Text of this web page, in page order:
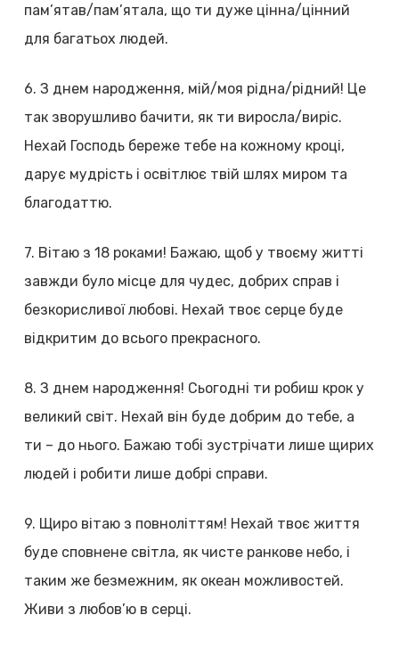
пам’ятав/пам’ятала, що ти дуже цінна/цінний
для багатьох людей.
6. З днем народження, мій/моя рідна/рідний! Це
так зворушливо бачити, як ти виросла/виріс.
Нехай Господь береже тебе на кожному кроці,
дарує мудрість і освітлює твій шлях миром та
благодаттю.
7. Вітаю з 18 роками! Бажаю, щоб у твоєму житті
завжди було місце для чудес, добрих справ і
безкорисливої любові. Нехай твоє серце буде
відкритим до всього прекрасного.
8. З днем народження! Сьогодні ти робиш крок у
великий світ. Нехай він буде добрим до тебе, а
ти – до нього. Бажаю тобі зустрічати лише щирих
людей і робити лише добрі справи.
9. Щиро вітаю з повноліттям! Нехай твоє життя
буде сповнене світла, як чисте ранкове небо, і
таким же безмежним, як океан можливостей.
Живи з любов’ю в серці.